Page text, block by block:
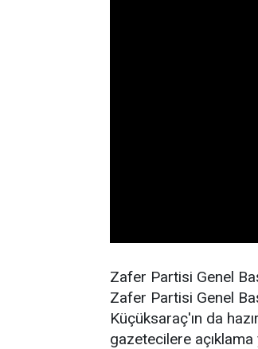
Zafer Partisi Genel
Zafer Partisi Genel
Küçüksaraç'ın da
gazetecilere açıklama